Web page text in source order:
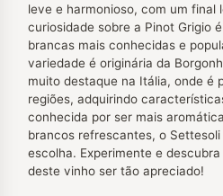
leve e harmonioso, com um final
curiosidade sobre a Pinot Grigio
brancas mais conhecidas e
variedade é originária da
muito destaque na Itália, onde é
regiões, adquirindo
conhecida por ser mais
brancos refrescantes, o
escolha. Experimente e
deste vinho ser tão apreciado!